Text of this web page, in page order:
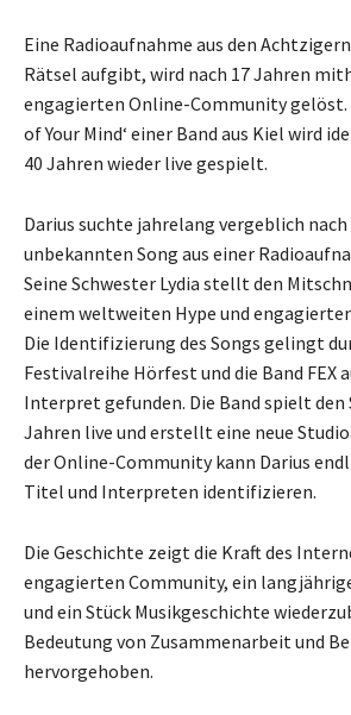
Eine Radioaufnahme aus den
Rätsel aufgibt, wird nach 17 Jahren
engagierten Online-Community gelöst.
of Your Mind‘ einer Band aus Kiel wird
40 Jahren wieder live gespielt.
Darius suchte jahrelang vergeblich
unbekannten Song aus einer
Seine Schwester Lydia stellt den
einem weltweiten Hype und
Die Identifizierung des Songs gelingt
Festivalreihe Hörfest und die Band FEX
Interpret gefunden. Die Band spielt den
Jahren live und erstellt eine neue
der Online-Community kann Darius
Titel und Interpreten identifizieren.
Die Geschichte zeigt die Kraft des
engagierten Community, ein
und ein Stück Musikgeschichte
Bedeutung von Zusammenarbeit und
hervorgehoben.